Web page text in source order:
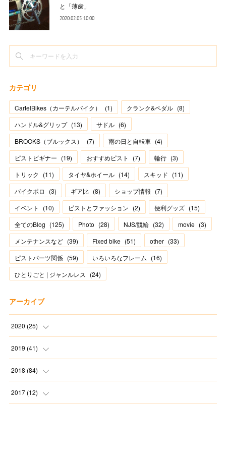
と「薄歯」
2020.02.05 10:00
カテゴリ
CartelBikes（カーテルバイク） (1) クランク&ペダル (8)
ハンドル&グリップ (13) サドル (6)
BROOKS（ブルックス）
(7) 雨の日と自転車 (4)
ピストビギナー (19) おすすめピスト (7) 輪行 (3)
トリック
(11) タイヤ&ホイール (14) スキッド (11)
バイクポロ
(3) ギア比 (8) ショップ情報 (7)
イベント
(10) ピストとファッション (2) 便利グッズ (15)
全てのBlog (125) Photo (28) NJS/競輪 (32) movie (3)
メンテナンスなど (39) Fixed bike (51) other (33)
ピストパーツ関係 (59) いろいろなフレーム (16)
ひとりごと | ジャンルレス
(24)
アーカイブ
2020 (25)
(1
(2
(2
2019 (41)
(1
(3
2018 (84)
(1
2017 (12)